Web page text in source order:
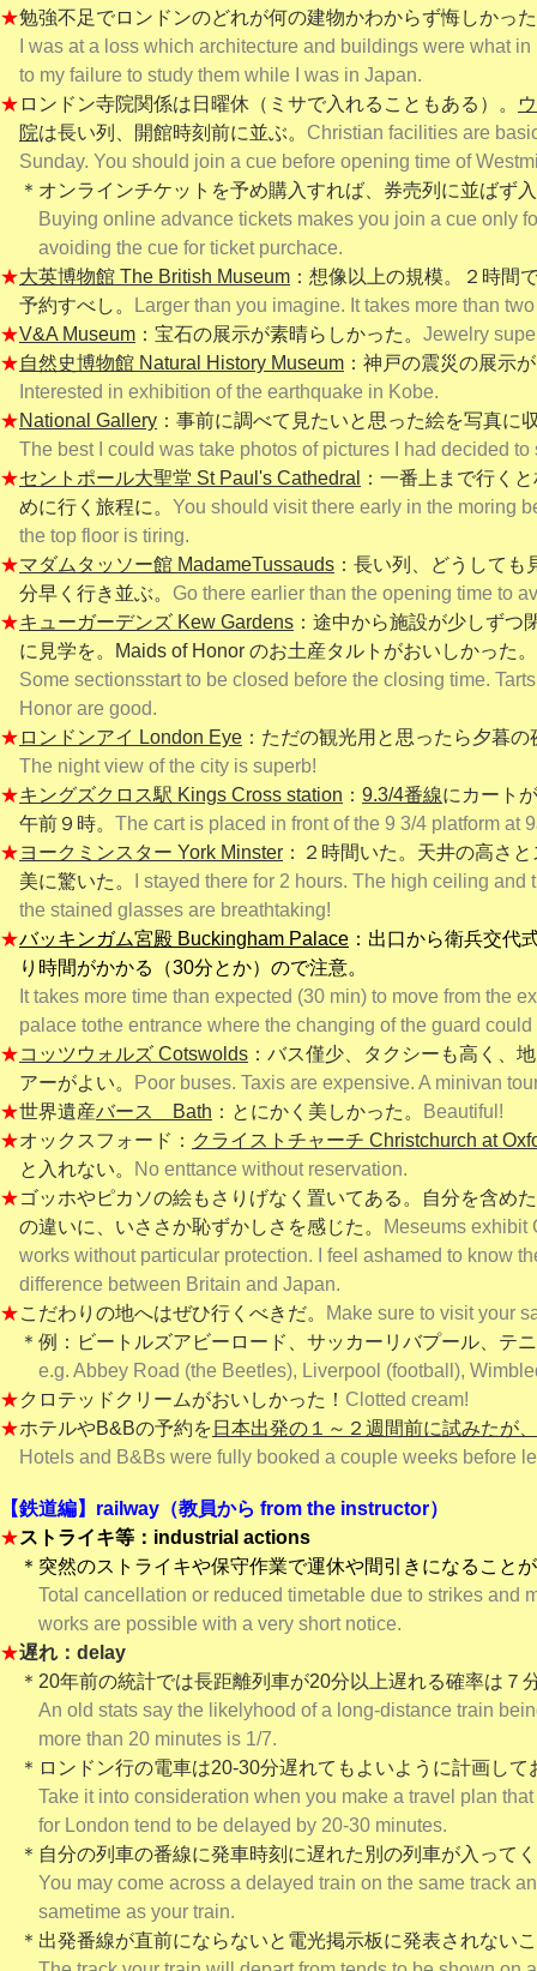
★勉強不足でロンドンのどれが何の建物かわからず悔しかっ
I was at a loss which architecture and buildings were what in
to my failure to study them while I was in Japan.
★ ロンドン寺院関係は日曜休（ミサで入れることもある）。
院は長い列、開館時刻前に並ぶ。 Christian facilities are
Sunday. You should join a cue before opening time of
＊オンラインチケットを予め購入すれば、券売列に並ばず
Buying online advance tickets makes you join a cue only
avoiding the cue for ticket purchace.
★大英博物館 The British Museum ：想像以上の規模。２時間
予約すべし。
Larger than you imagine. It takes more than
★V&A Museum ：宝石の展示が素晴らしかった。 Jewelry
★自然史博物館 Natural History Museum ：神戸の震災の展示
Interested in exhibition of the earthquake in Kobe.
★National Gallery ：事前に調べて見たいと思った絵を写真に
The best I could was take photos of pictures I had decided to
★セントポール大聖堂 St Paul's Cathedral
：一番上まで行く
めに行く旅程に。 You should visit there early in the moring
the top floor is tiring.
★マダムタッソー館 MadameTussauds ：長い列、どうして
分早く行き並ぶ。 Go there earlier than the opening time to
★キューガーデンズ Kew Gardens ：途中から施設が少しずつ
に見学を。
Maids of Honor のお土産タルトがおいしかった。
Some sectionsstart to be closed before the closing time.
Honor are good.
★ ロンドンアイ London Eye ：ただの観光用と思ったら夕暮
The night view of the city is superb!
★キングズクロス駅 Kings Cross station ： 9.3/4番線にカート
午前９時。 The cart is placed in front of the 9 3/4 platform at
★ヨークミンスター York Minster ：２時間いた。天井の高さ
美に驚いた。
I stayed there for 2 hours. The high ceiling and
the stained glasses are breathtaking!
★バッキンガム宮殿 Buckingham Palace ：出口から衛兵交代
り時間がかかる（30分とか）ので注意。
It takes more time than expected (30 min) to move from the
palace tothe entrance where the changing of the guard could
★コッツウォルズ Cotswolds ：バス僅少、タクシーも高く、
アーがよい。
Poor buses. Taxis are expensive. A minivan
★世界遺産バース Bath ：とにかく美しかった。
Beautiful!
★オックスフォード： クライストチャーチ Christchurch at
と入れない。
No enttance without reservation.
★ゴッホやピカソの絵もさりげなく置いてある。自分を含め
の違いに、いささか恥ずかしさを感じた。
Meseums exhibit
works without particular protection. I feel ashamed to know
difference between Britain and Japan.
★こだわりの地へはぜひ行くべきだ。
Make sure to visit your
＊例：ビートルズアビーロード、サッカーリバプール、テ
e.g. Abbey Road (the Beetles), Liverpool (football),
★クロテッドクリームがおいしかった！ Clotted cream!
★ホテルやB&Bの予約を 日本出発の１～２週間前に試みたが
Hotels and B&Bs were fully booked a couple weeks before
【鉄道編】railway（教員から from the instructor）
★ストライキ等：industrial actions
＊突然のストライキや保守作業で運休や間引きになること
Total cancellation or reduced timetable due to strikes and
works are possible with a very short notice.
★遅れ：delay
＊20年前の統計では長距離列車が20分以上遅れる確率は７
An old stats say the likelyhood of a long-distance train
more than 20 minutes is 1/7.
＊ロンドン行の電車は20-30分遅れてもよいように計画して
Take it into consideration when you make a travel plan
for London tend to be delayed by 20-30 minutes.
＊自分の列車の番線に発車時刻に遅れた別の列車が入って
You may come across a delayed train on the same track
sametime as your train.
＊出発番線が直前にならないと電光掲示板に発表されない